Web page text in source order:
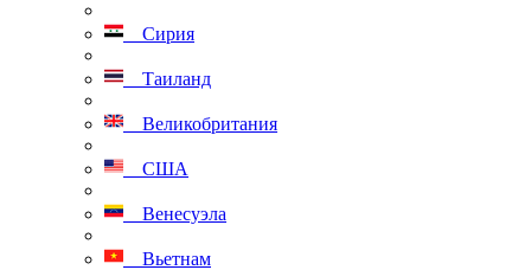
Сирия
Таиланд
Великобритания
США
Венесуэла
Вьетнам